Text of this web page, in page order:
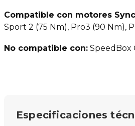
Compatible con motores
Sport 2 (75 Nm), Pro3 (90 Nm),
No compatible con: SpeedBox
Especificaciones